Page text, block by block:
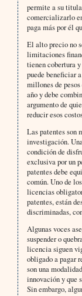
permite a su
comercializarlo
paga más por él
El alto precio no
limitaciones
tienen cobertura
puede beneficiar
millones de
año y debe
argumento de
reducir esos
Las patentes son
investigación.
condición de
exclusiva por un
patentes debe
común. Uno de
licencias
patentes, están
discriminadas,
Algunas voces
suspender o
licencia siguen
obligado a pagar
son una
innovación y que
Sin embargo,